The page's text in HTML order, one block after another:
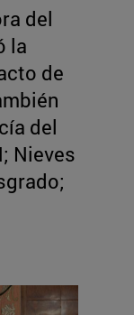
del
la
de
del
Nieves